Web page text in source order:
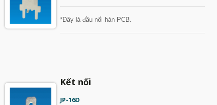
*Đây là đầu nối hàn PCB.
Kết nối
JP-16D